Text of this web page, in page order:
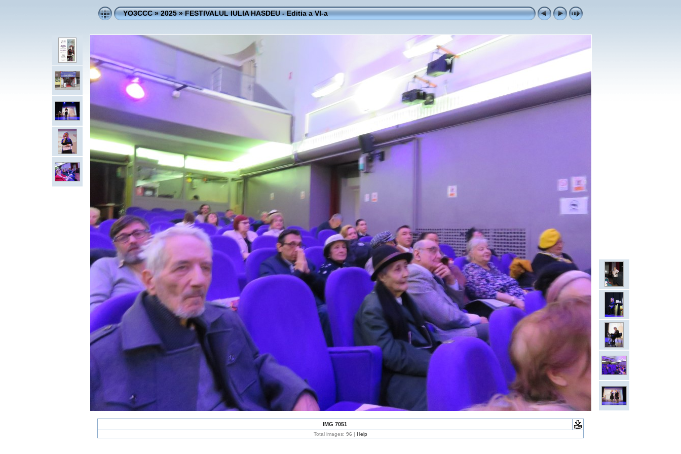
YO3CCC»2025»FESTIVALUL IULIA HASDEU - Editia a VI-a
IMG 7051
Total images: 96 | Help